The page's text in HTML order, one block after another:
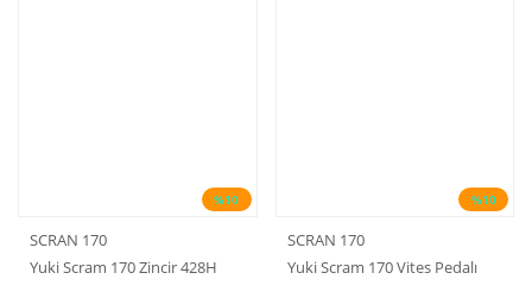
%10
SCRAN 170
Yuki Scram 170 Zincir 428H
%10
SCRAN 170
Yuki Scram 170 Vites Pedalı